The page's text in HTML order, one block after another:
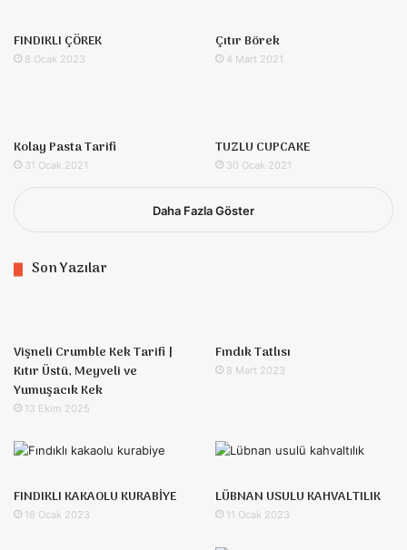
FINDIKLI ÇÖREK
8 Ocak 2023
Çıtır Börek
4 Mart 2021
Kolay Pasta Tarifi
31 Ocak 2021
TUZLU CUPCAKE
30 Ocak 2021
Daha Fazla Göster
Son Yazılar
Vişneli Crumble Kek Tarifi |
Kıtır Üstü, Meyveli ve
Yumuşacık Kek
13 Ekim 2025
Fındık Tatlısı
8 Mart 2023
FINDIKLI KAKAOLU KURABİYE
16 Ocak 2023
LÜBNAN USULU KAHVALTILIK
11 Ocak 2023